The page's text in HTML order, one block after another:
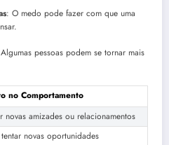
: O medo pode fazer com que uma
pessoas podem se tornar mais
no Comportamento
novas amizades ou relacionamentos
novas oportunidades